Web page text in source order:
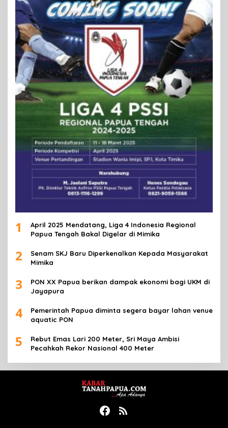
1
April 2025 Mendatang, Liga 4 Indonesia Regional
Papua Tengah Bakal Digelar di Mimika
2
Senam SKJ Baru Diperkenalkan Kepada Masyarakat
Mimika
3
PON XX Papua berikan dampak ekonomi bagi UKM di
Jayapura
4
Pemerintah Papua diminta segera bayar lahan venue
aquatic PON
5
Rebut Emas Lari 200 Meter, Sri Maya Ambisi
Pecahkah Rekor Nasional 400 Meter